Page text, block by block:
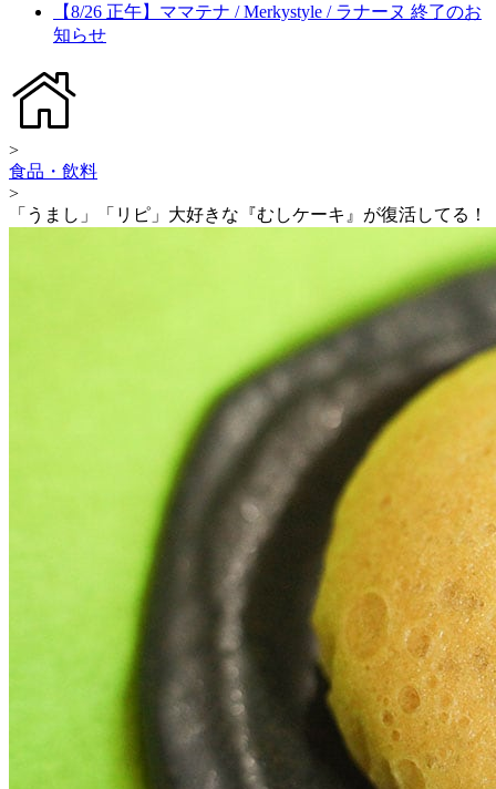
【8/26 正午】ママテナ / Merkystyle / ラナーヌ 終了のお
知らせ
>
食品・飲料
>
「うまし」「リピ」大好きな『むしケーキ』が復活してる！